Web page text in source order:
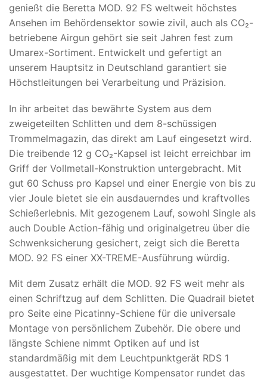
genießt die Beretta MOD. 92 FS weltweit höchstes
Ansehen im Behördensektor sowie zivil, auch als CO₂-
betriebene Airgun gehört sie seit Jahren fest zum
Umarex-Sortiment. Entwickelt und gefertigt an
unserem Hauptsitz in Deutschland garantiert sie
Höchstleitungen bei Verarbeitung und Präzision.
In ihr arbeitet das bewährte System aus dem
zweigeteilten Schlitten und dem 8-schüssigen
Trommelmagazin, das direkt am Lauf eingesetzt wird.
Die treibende 12 g CO₂-Kapsel ist leicht erreichbar im
Griff der Vollmetall-Konstruktion untergebracht. Mit
gut 60 Schuss pro Kapsel und einer Energie von bis zu
vier Joule bietet sie ein ausdauerndes und kraftvolles
Schießerlebnis. Mit gezogenem Lauf, sowohl Single als
auch Double Action-fähig und originalgetreu über die
Schwenksicherung gesichert, zeigt sich die Beretta
MOD. 92 FS einer XX-TREME-Ausführung würdig.
Mit dem Zusatz erhält die MOD. 92 FS weit mehr als
einen Schriftzug auf dem Schlitten. Die Quadrail bietet
pro Seite eine Picatinny-Schiene für die universale
Montage von persönlichem Zubehör. Die obere und
längste Schiene nimmt Optiken auf und ist
standardmäßig mit dem Leuchtpunktgerät RDS 1
ausgestattet. Der wuchtige Kompensator rundet das